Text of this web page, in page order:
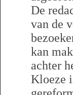
De
van de
kan
achter
Kloeze